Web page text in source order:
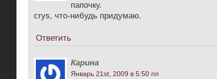
папочку.
crys, что-нибудь придумаю.
Ответить
Карина
Январь 21st, 2009 в 5:50 пп